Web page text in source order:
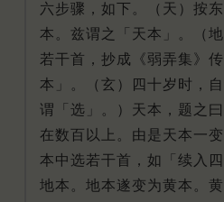
六步骤，如下。（天）按
本。兹谓之「天本」。（
若干首，抄成《弱弄集》
本」。（玄）四十岁时，
谓「选」。）天本，题之
在数百以上。由是天本一
本中选若干首，如「续入
地本。地本遂变为黄本。